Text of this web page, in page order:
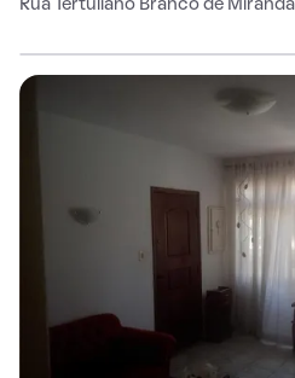
Rua Tertuliano Branco de